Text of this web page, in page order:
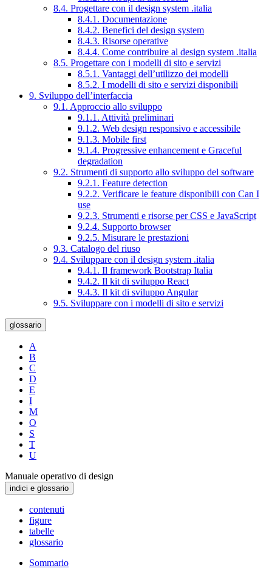
8.4. Progettare con il design system .italia
8.4.1. Documentazione
8.4.2. Benefici del design system
8.4.3. Risorse operative
8.4.4. Come contribuire al design system .italia
8.5. Progettare con i modelli di sito e servizi
8.5.1. Vantaggi dell’utilizzo dei modelli
8.5.2. I modelli di sito e servizi disponibili
9. Sviluppo dell’interfaccia
9.1. Approccio allo sviluppo
9.1.1. Attività preliminari
9.1.2. Web design responsivo e accessibile
9.1.3. Mobile first
9.1.4. Progressive enhancement e Graceful
degradation
9.2. Strumenti di supporto allo sviluppo del software
9.2.1. Feature detection
9.2.2. Verificare le feature disponibili con Can I
use
9.2.3. Strumenti e risorse per CSS e JavaScript
9.2.4. Supporto browser
9.2.5. Misurare le prestazioni
9.3. Catalogo del riuso
9.4. Sviluppare con il design system .italia
9.4.1. Il framework Bootstrap Italia
9.4.2. Il kit di sviluppo React
9.4.3. Il kit di sviluppo Angular
9.5. Sviluppare con i modelli di sito e servizi
glossario
A
B
C
D
E
I
M
O
S
T
U
Manuale operativo di design
indici e glossario
contenuti
figure
tabelle
glossario
Sommario